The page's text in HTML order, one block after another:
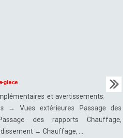
glace
et avertissements:
→ Vues extérieures Passage des
des rapports Chauffage,
→ Chauffage, ...